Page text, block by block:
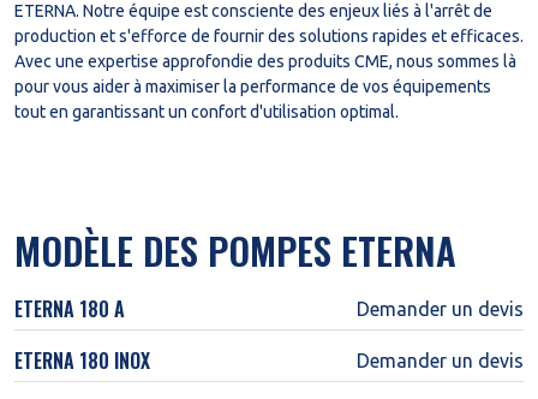
ETERNA. Notre équipe est consciente des enjeux liés à l'arrêt de
production et s'efforce de fournir des solutions rapides et efficaces.
Avec une expertise approfondie des produits CME, nous sommes là
pour vous aider à maximiser la performance de vos équipements
tout en garantissant un confort d'utilisation optimal.
MODÈLE DES POMPES ETERNA
ETERNA 180 A Demander un devis
ETERNA 180 INOX Demander un devis